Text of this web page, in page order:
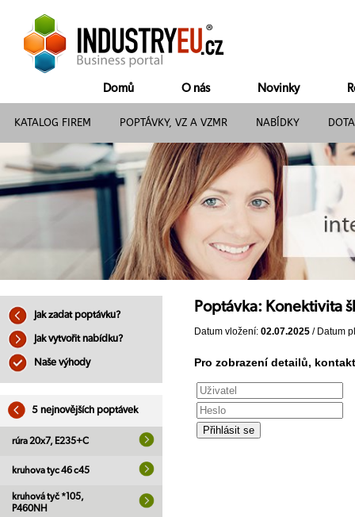
Domů O nás Novinky
KATALOG FIREM POPTÁVKY, VZ A VZMR NABÍDKY
Jak zadat poptávku?
Jak vytvořit nabídku?
Naše výhody
5 nejnovějších poptávek
rúra 20x7, E235+C
kruhova tyc 46 c45
kruhová tyč *105,
P460NH
Poptávka: Konektivita
Datum vložení: 02.07.2025 / Datum
Pro zobrazení detailů,